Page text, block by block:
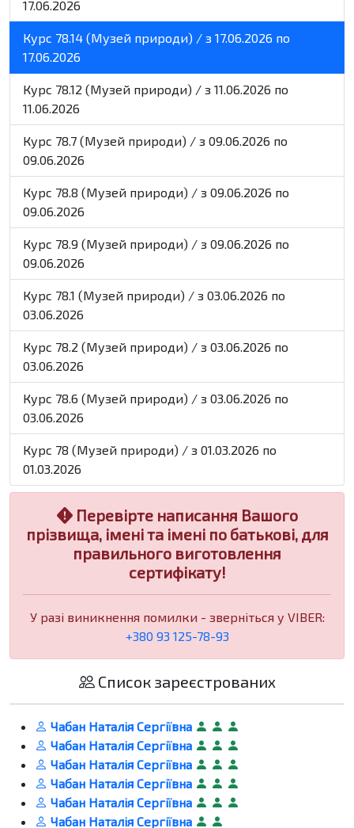
17.06.2026
Курс 78.14 (Музей природи) / з 17.06.2026 по
17.06.2026
Курс 78.12 (Музей природи) / з 11.06.2026 по
11.06.2026
Курс 78.7 (Музей природи) / з 09.06.2026 по
09.06.2026
Курс 78.8 (Музей природи) / з 09.06.2026 по
09.06.2026
Курс 78.9 (Музей природи) / з 09.06.2026 по
09.06.2026
Курс 78.1 (Музей природи) / з 03.06.2026 по
03.06.2026
Курс 78.2 (Музей природи) / з 03.06.2026 по
03.06.2026
Курс 78.6 (Музей природи) / з 03.06.2026 по
03.06.2026
Курс 78 (Музей природи) / з 01.03.2026 по
01.03.2026
Перевірте написання Вашого
прізвища, імені та імені по батькові, для
правильного виготовлення
сертифікату!
У разі виникнення помилки - зверніться у VIBER:
+380 93 125-78-93
Список зареєстрованих
Чабан Наталія Сергіївна
Чабан Наталія Сергіївна
Чабан Наталія Сергіївна
Чабан Наталія Сергіївна
Чабан Наталія Сергіївна
Чабан Наталія Сергіївна